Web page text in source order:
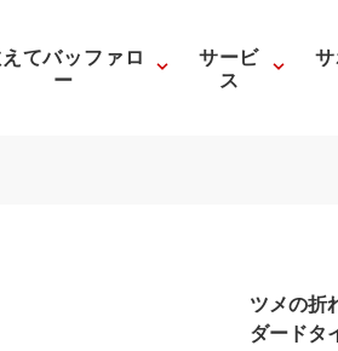
てバッファロ
ー
サービ
ス
ツメの
ダードタ